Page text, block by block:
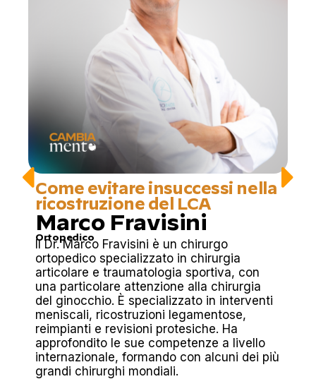
Come evitare insuccessi nella
ricostruzione del LCA
Marco Fravisini
Ortopedico
Il Dr. Marco Fravisini è un chirurgo
ortopedico specializzato in chirurgia
articolare e traumatologia sportiva, con
una particolare attenzione alla chirurgia
del ginocchio. È specializzato in interventi
meniscali, ricostruzioni legamentose,
reimpianti e revisioni protesiche. Ha
approfondito le sue competenze a livello
internazionale, formando con alcuni dei più
grandi chirurghi mondiali.